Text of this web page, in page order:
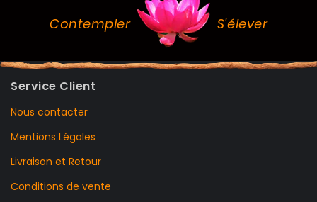
Contempler S'élever
Service Client
Nous contacter
Mentions Légales
Livraison et Retour
Conditions de vente